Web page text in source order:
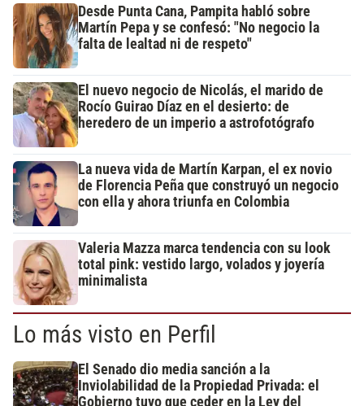
Desde Punta Cana, Pampita habló sobre
Martín Pepa y se confesó: "No negocio la
falta de lealtad ni de respeto"
El nuevo negocio de Nicolás, el marido de
Rocío Guirao Díaz en el desierto: de
heredero de un imperio a astrofotógrafo
La nueva vida de Martín Karpan, el ex novio
de Florencia Peña que construyó un negocio
con ella y ahora triunfa en Colombia
Valeria Mazza marca tendencia con su look
total pink: vestido largo, volados y joyería
minimalista
Lo más visto en Perfil
El Senado dio media sanción a la
Inviolabilidad de la Propiedad Privada: el
Gobierno tuvo que ceder en la Ley del